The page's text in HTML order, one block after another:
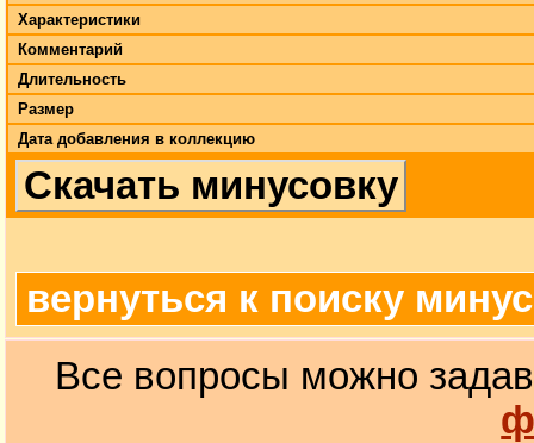
Характеристики
Комментарий
Длительность
Размер
Дата добавления в коллекцию
Скачать минусовку
вернуться к поиску
Все вопросы можно